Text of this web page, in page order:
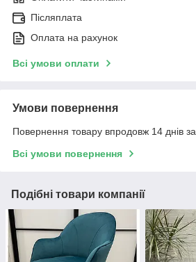
Післяплата
Оплата на рахунок
Всі умови оплати
Умови повернення
Повернення товару впродовж 14 днів
Всі умови повернення
Подібні товари компанії